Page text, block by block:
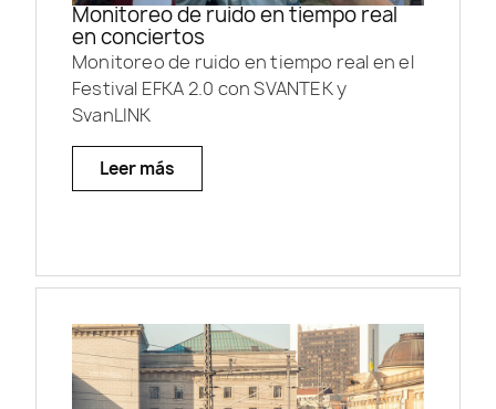
Monitoreo de ruido en tiempo real
en conciertos
Monitoreo de ruido en tiempo real en el
Festival EFKA 2.0 con SVANTEK y
SvanLINK
Leer más